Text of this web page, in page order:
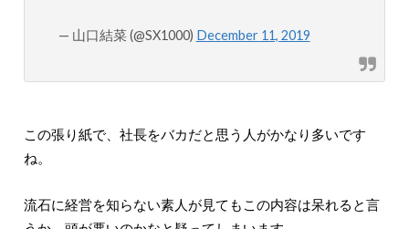
— 山口結菜 (@SX1000) December 11, 2019
この張り紙で、社長をバカだと思う人がかなり多いです
ね。
流石に経営を知らない素人が見てもこの内容は呆れると言